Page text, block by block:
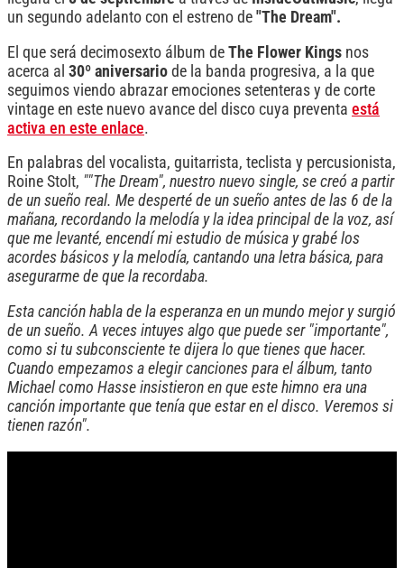
un segundo adelanto con el estreno de "The Dream".
El que será decimosexto álbum de The Flower Kings nos
acerca al 30º aniversario de la banda progresiva, a la que
seguimos viendo abrazar emociones setenteras y de corte
vintage en este nuevo avance del disco cuya preventa está
activa en este enlace.
En palabras del vocalista, guitarrista, teclista y percusionista,
Roine Stolt, ""The Dream", nuestro nuevo single, se creó a partir
de un sueño real. Me desperté de un sueño antes de las 6 de la
mañana, recordando la melodía y la idea principal de la voz, así
que me levanté, encendí mi estudio de música y grabé los
acordes básicos y la melodía, cantando una letra básica, para
asegurarme de que la recordaba.
Esta canción habla de la esperanza en un mundo mejor y surgió
de un sueño. A veces intuyes algo que puede ser "importante",
como si tu subconsciente te dijera lo que tienes que hacer.
Cuando empezamos a elegir canciones para el álbum, tanto
Michael como Hasse insistieron en que este himno era una
canción importante que tenía que estar en el disco. Veremos si
tienen razón".